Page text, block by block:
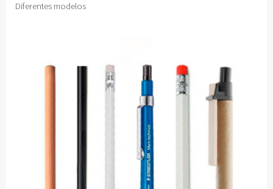
Diferentes modelos